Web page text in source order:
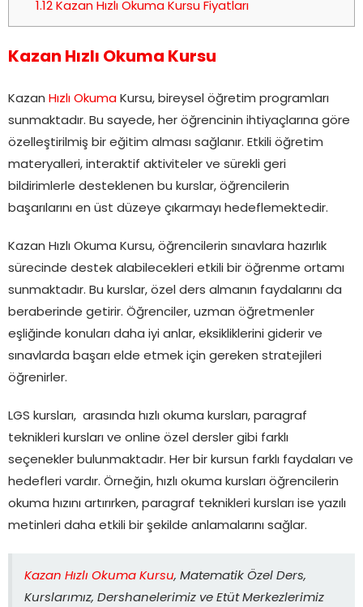
1.12Kazan Hızlı Okuma Kursu Fiyatları
Kazan Hızlı Okuma Kursu
Kazan Hızlı Okuma Kursu, bireysel öğretim programları
sunmaktadır. Bu sayede, her öğrencinin ihtiyaçlarına göre
özelleştirilmiş bir eğitim alması sağlanır. Etkili öğretim
materyalleri, interaktif aktiviteler ve sürekli geri
bildirimlerle desteklenen bu kurslar, öğrencilerin
başarılarını en üst düzeye çıkarmayı hedeflemektedir.
Kazan Hızlı Okuma Kursu, öğrencilerin sınavlara hazırlık
sürecinde destek alabilecekleri etkili bir öğrenme ortamı
sunmaktadır. Bu kurslar, özel ders almanın faydalarını da
beraberinde getirir. Öğrenciler, uzman öğretmenler
eşliğinde konuları daha iyi anlar, eksikliklerini giderir ve
sınavlarda başarı elde etmek için gereken stratejileri
öğrenirler.
LGS kursları, arasında hızlı okuma kursları, paragraf
teknikleri kursları ve online özel dersler gibi farklı
seçenekler bulunmaktadır. Her bir kursun farklı faydaları ve
hedefleri vardır. Örneğin, hızlı okuma kursları öğrencilerin
okuma hızını artırırken, paragraf teknikleri kursları ise yazılı
metinleri daha etkili bir şekilde anlamalarını sağlar.
Kazan Hızlı Okuma Kursu, Matematik Özel Ders,
Kurslarımız, Dershanelerimiz ve Etüt Merkezlerimiz